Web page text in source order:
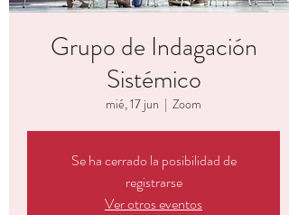
Grupo de Indagación
Sistémico
mié, 17 jun
  |
Zoom
Se ha cerrado la posibilidad de
registrarse
Ver otros eventos